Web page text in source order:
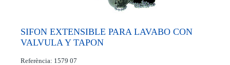
SIFON EXTENSIBLE PARA LAVABO CON
VALVULA Y TAPON
Referència: 1579 07